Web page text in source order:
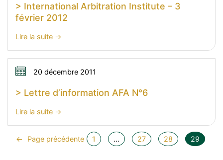
de
l’A.F.A.
2012
Formation
approfondie
> International Arbitration Institute – 3
février 2012
Lire la suite:
International
Arbitration
–
20 décembre 2011
> Lettre d’information AFA N°6
Lire la suite:
Lettre
d’information
← Page précédente 1 … 27 28 29